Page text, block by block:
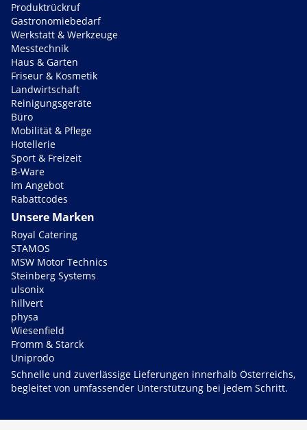
Produktrückruf
Gastronomiebedarf
Werkstatt & Werkzeuge
Messtechnik
Haus & Garten
Friseur & Kosmetik
Landwirtschaft
Reinigungsgeräte
Büro
Mobilität & Pflege
Hotellerie
Sport & Freizeit
B-Ware
Im Angebot
Rabattcodes
Unsere Marken
Royal Catering
STAMOS
MSW Motor Technics
Steinberg Systems
ulsonix
hillvert
physa
Wiesenfield
Fromm & Starck
Uniprodo
Schnelle und zuverlässige Lieferungen innerhalb Österreichs,
begleitet von umfassender Unterstützung bei jedem Schritt.